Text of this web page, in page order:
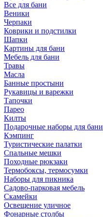
Все для бани
Веники
Черпаки
Коврики и подстилки
Шапки
Картины для бани
Мебель для бани
Травы
Масла
Банные простыни
Рукавицы и варежки
Тапочки
Парео
Килты
Подарочные наборы для бани
Кэмпинг
Туристические палатки
Спальные мешки
Походные рюкзаки
Термобоксы, термосумки
Наборы для пикника
Садово-парковая мебель
Скамейки
Освещение уличное
Фонарные столбы